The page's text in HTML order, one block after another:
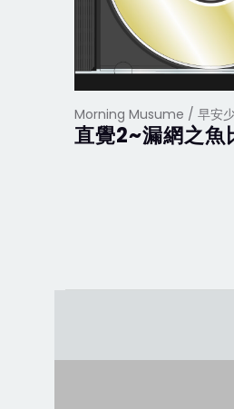
Morning Musume / 早安
直覺2~漏網之魚